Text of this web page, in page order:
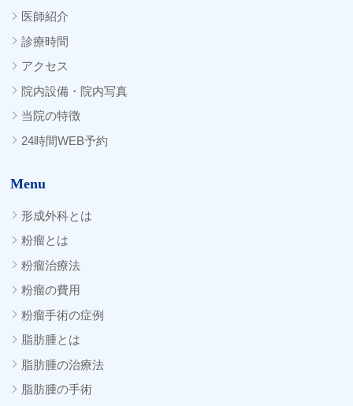
医師紹介
診療時間
アクセス
院内設備・院内写真
当院の特徴
24時間WEB予約
Menu
形成外科とは
粉瘤とは
粉瘤治療法
粉瘤の費用
粉瘤手術の症例
脂肪腫とは
脂肪腫の治療法
脂肪腫の手術